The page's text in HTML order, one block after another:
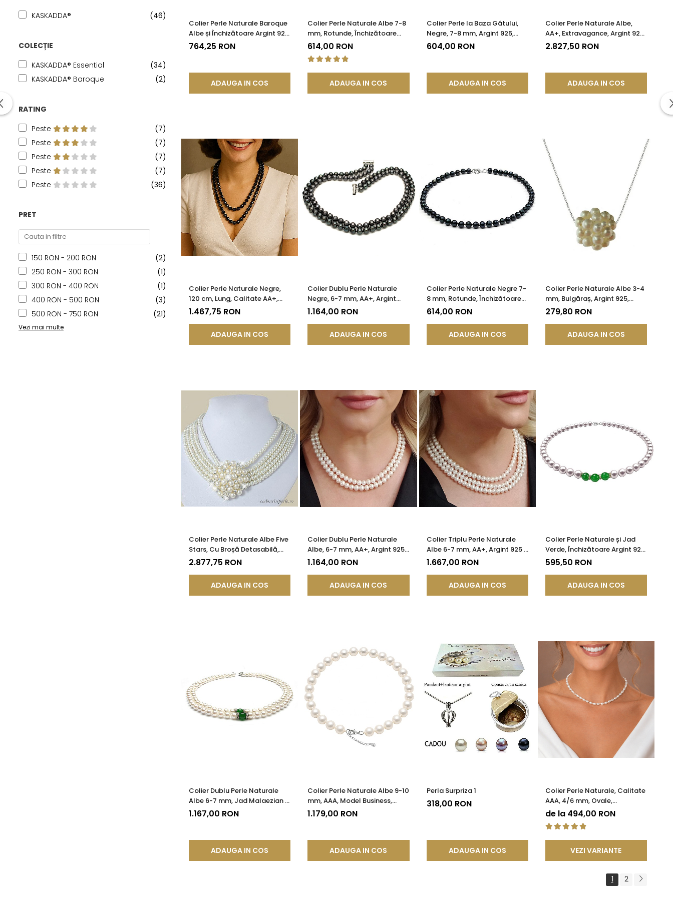
KASKADDA®
(46)
COLECȚIE
KASKADDA® Essential
(34)
KASKADDA® Baroque
(2)
RATING
Peste
(7)
Peste
(7)
Peste
(7)
Peste
(7)
Peste
(36)
PRET
150 RON - 200 RON
(2)
250 RON - 300 RON
(1)
300 RON - 400 RON
(1)
400 RON - 500 RON
(3)
500 RON - 750 RON
(21)
Vezi mai multe
Colier Perle Naturale Baroque
Albe și Închizătoare Argint 925
| KASKADDA®
764,25 RON
ADAUGA IN COS
Colier Perle Naturale Albe 7-8
mm, Rotunde, Închizătoare
Argint 925 | KASKADDA®
614,00 RON
ADAUGA IN COS
Colier Perle la Baza Gâtului,
Negre, 7-8 mm, Argint 925,
Reglabil | KASKADDA®
604,00 RON
ADAUGA IN COS
Colier Perle Naturale Albe,
AA+, Extravagance, Argint 925
| KASKADDA®
2.827,50 RON
ADAUGA IN COS
Colier Perle Naturale Negre,
120 cm, Lung, Calitate AA+,
Argint 925 | KASKADDA®
1.467,75 RON
ADAUGA IN COS
Colier Dublu Perle Naturale
Negre, 6-7 mm, AA+, Argint
925 | KASKADDA®
1.164,00 RON
ADAUGA IN COS
Colier Perle Naturale Negre 7-
8 mm, Rotunde, Închizătoare
Argint 925 | KASKADDA®
614,00 RON
ADAUGA IN COS
Colier Perle Naturale Albe 3-4
mm, Bulgăraș, Argint 925,
Calitate AAA | KASKADDA®
279,80 RON
ADAUGA IN COS
Colier Perle Naturale Albe Five
Stars, Cu Broșă Detasabilă,
Argint 925 | KASKADDA®
2.877,75 RON
ADAUGA IN COS
Colier Dublu Perle Naturale
Albe, 6-7 mm, AA+, Argint 925 |
KASKADDA®
1.164,00 RON
ADAUGA IN COS
Colier Triplu Perle Naturale
Albe 6-7 mm, AA+, Argint 925 |
KASKADDA®
1.667,00 RON
ADAUGA IN COS
Colier Perle Naturale și Jad
Verde, Închizătoare Argint 925
| KASKADDA®
595,50 RON
ADAUGA IN COS
Colier Dublu Perle Naturale
Albe 6-7 mm, Jad Malaezian 8
mm, Argint 925| KASKADDA®
1.167,00 RON
ADAUGA IN COS
Colier Perle Naturale Albe 9-10
mm, AAA, Model Business,
Argint 925| KASKADDA®
1.179,00 RON
ADAUGA IN COS
Perla Surpriza 1
318,00 RON
ADAUGA IN COS
Colier Perle Naturale, Calitate
AAA, 4/6 mm, Ovale,
Închizătoare Argint 925 |
KASKADDA®
de la 494,00 RON
VEZI VARIANTE
1 2